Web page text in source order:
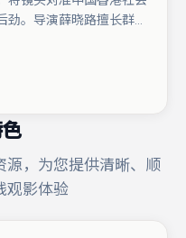
。导演薛晓路擅长群戏
菅田将晖则以细节塑造推
与清晰主线，这部作品值
源，为您提供清晰、顺
观影体验